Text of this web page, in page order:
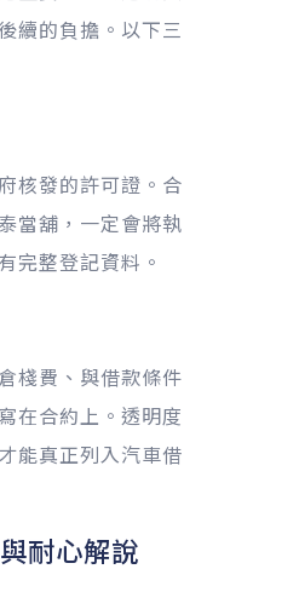
續的負擔。以下三
核發的許可證。合
當舖，一定會將執
完整登記資料。
棧費、與借款條件
在合約上。透明度
能真正列入汽車借
耐心解說